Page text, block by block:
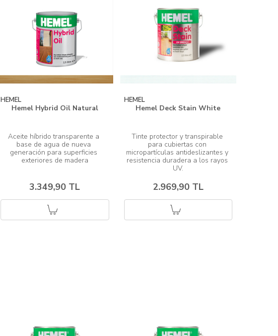
HEMEL
Hemel Hybrid Oil Natural
Aceite híbrido transparente a
base de agua de nueva
generación para superficies
3.349,90 TL
HEMEL
Hemel Deck Stain White
Tinte protector y transpirable
para cubiertas con
micropartículas antideslizantes y
resistencia duradera a los rayos
2.969,90 TL